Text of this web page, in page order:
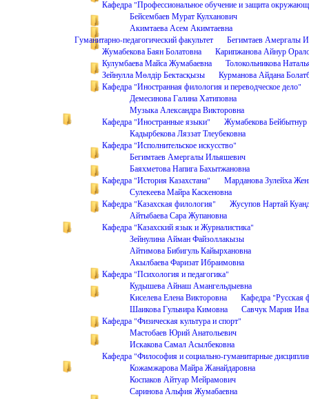
Кафедра "Профессиональное обучение и защита
Бейсембаев Мурат Кулханович
Акимтаева Асем Акимтаевна
Гуманитарно-педагогический факультет
Бегимтаев Амергалы
Жумабекова Баян Болатовна
Карипжанова Айнур
Кулумбаева Майса Жумабаевна
Толокольникова
Зейнулла Мөлдір Бектасқызы
Курманова Айдана
Кафедра "Иностранная филология и переводческое дело"
Демесинова Галина Хатиповна
Музыка Александра Викторовна
Кафедра "Иностранные языки"
Жумабекова Бейбытнур
Кадырбекова Ляззат Тлеубековна
Кафедра "Исполнительское искусство"
Бегимтаев Амергалы Ильяшевич
Баяхметова Напига Бахытжановна
Кафедра "История Казахстана"
Марданова Зулейха
Сулекеева Майра Каскеновна
Кафедра "Казахская филология"
Жусупов Нартай
Айтыбаева Сара Жупановна
Кафедра "Казахский язык и Журналистика"
Зейнулина Айман Файзоллакызы
Айтимова Бибигуль Кайырхановна
Акылбаева Фаризат Ибраимовна
Кафедра "Психология и педагогика"
Кудышева Айнаш Амангельдыевна
Киселева Елена Викторовна
Кафедра "Русская
Шаикова Гульвира Кимовна
Савчук Мария
Кафедра "Физическая культура и спорт"
Мастобаев Юрий Анатольевич
Искакова Самал Асылбековна
Кафедра "Философия и социально-гуманитарные
Кожамжарова Майра Жанайдаровна
Коспаков Айтуар Мейрамович
Саринова Альфия Жумабаевна